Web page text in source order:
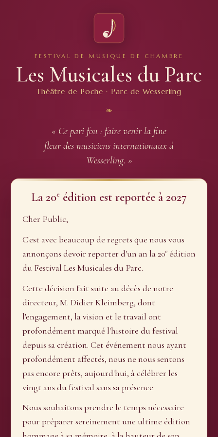
FESTIVAL DE MUSIQUE DE CHAMBRE
Les Musicales du Parc
Théâtre de Poche · Parc de Wesserling
❧
« Ce pari fou : faire venir la fine
fleur des musiciens internationaux à
Wesserling. »
La 20e édition est reportée à 2027
Cher Public,
C'est avec beaucoup de regrets que nous vous
annonçons devoir reporter d'un an la 20eédition
du Festival Les Musicales du Parc.
Cette décision fait suite au décès de notre
directeur, M. Didier Kleimberg, dont
l'engagement, la vision et le travail ont
profondément marqué l'histoire du festival
depuis sa création. Cet événement nous ayant
profondément affectés, nous ne nous sentons
pas encore prêts, aujourd'hui, à célébrer les
vingt ans du festival sans sa présence.
Nous souhaitons prendre le temps nécessaire
pour préparer sereinement une ultime édition